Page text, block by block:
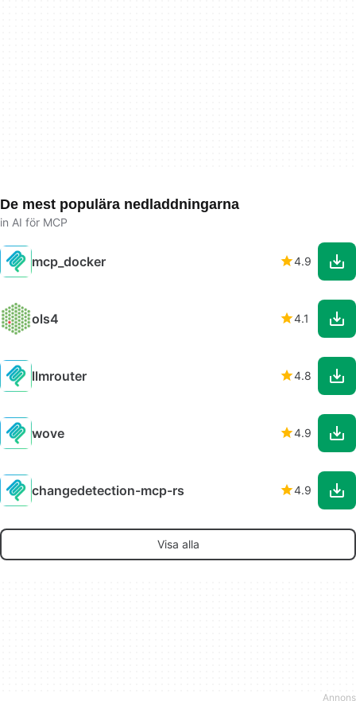
De mest populära nedladdningarna
in AI för MCP
mcp_docker 4.9
ols4 4.1
llmrouter 4.8
wove 4.9
changedetection-mcp-rs 4.9
Visa alla